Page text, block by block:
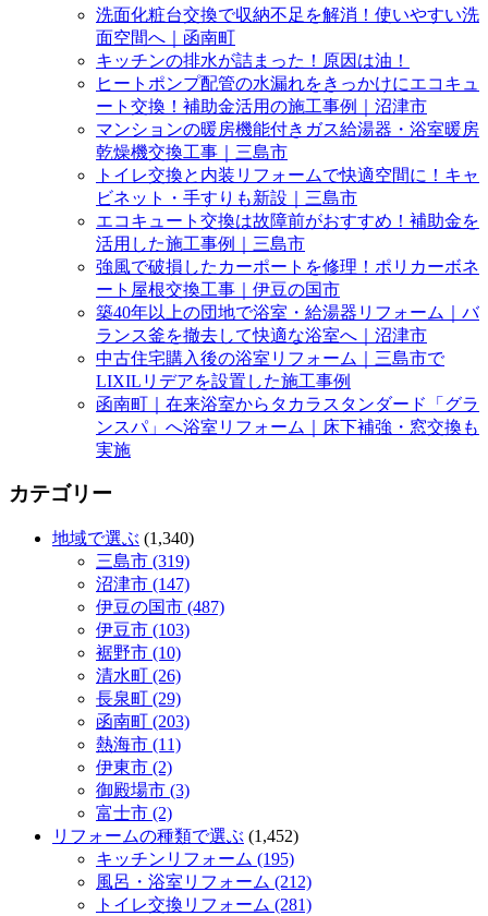
洗面化粧台交換で収納不足を解消！使いやすい洗
面空間へ｜函南町
キッチンの排水が詰まった！原因は油！
ヒートポンプ配管の水漏れをきっかけにエコキュ
ート交換！補助金活用の施工事例｜沼津市
マンションの暖房機能付きガス給湯器・浴室暖房
乾燥機交換工事｜三島市
トイレ交換と内装リフォームで快適空間に！キャ
ビネット・手すりも新設｜三島市
エコキュート交換は故障前がおすすめ！補助金を
活用した施工事例｜三島市
強風で破損したカーポートを修理！ポリカーボネ
ート屋根交換工事｜伊豆の国市
築40年以上の団地で浴室・給湯器リフォーム｜バ
ランス釜を撤去して快適な浴室へ｜沼津市
中古住宅購入後の浴室リフォーム｜三島市で
LIXILリデアを設置した施工事例
函南町｜在来浴室からタカラスタンダード「グラ
ンスパ」へ浴室リフォーム｜床下補強・窓交換も
実施
カテゴリー
地域で選ぶ (1,340)
三島市 (319)
沼津市 (147)
伊豆の国市 (487)
伊豆市 (103)
裾野市 (10)
清水町 (26)
長泉町 (29)
函南町 (203)
熱海市 (11)
伊東市 (2)
御殿場市 (3)
富士市 (2)
リフォームの種類で選ぶ (1,452)
キッチンリフォーム (195)
風呂・浴室リフォーム (212)
トイレ交換リフォーム (281)